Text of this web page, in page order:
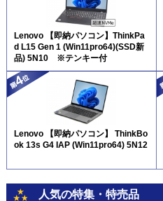
Lenovo 【即納パソコン】ThinkPa
d L15 Gen 1 (Win11pro64)(SSD新
品) 5N10 ※テンキー付
Lenovo 【即納パソコン】 ThinkBo
ok 13s G4 IAP (Win11pro64) 5N12
人気の特集・特売品